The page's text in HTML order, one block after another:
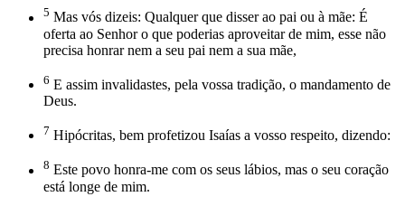
5 Mas vós dizeis: Qualquer que disser ao pai ou à mãe: É
oferta ao Senhor o que poderias aproveitar de mim, esse não
precisa honrar nem a seu pai nem a sua mãe,
6 E assim invalidastes, pela vossa tradição, o mandamento de
Deus.
7 Hipócritas, bem profetizou Isaías a vosso respeito, dizendo:
8 Este povo honra-me com os seus lábios, mas o seu coração
está longe de mim.